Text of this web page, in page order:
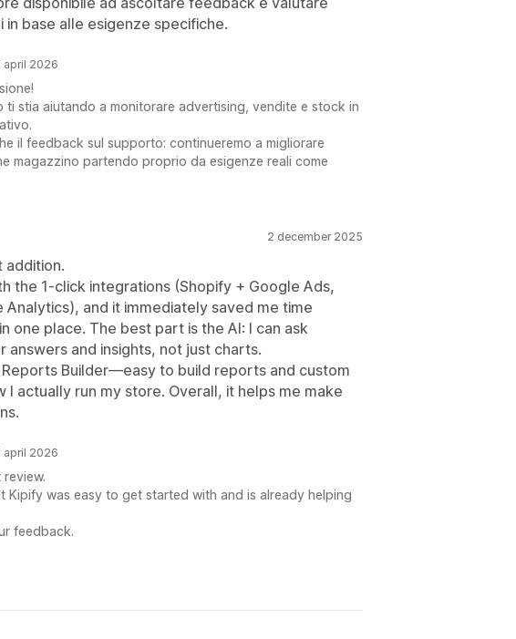
in base alle esigenze specifiche.
april 2026
ti stia aiutando a monitorare advertising, vendite e stock in
il feedback sul supporto: continueremo a migliorare
magazzino partendo proprio da esigenze reali come
2 december 2025
addition.
the 1-click integrations (Shopify + Google Ads,
Analytics), and it immediately saved me time
one place. The best part is the AI: I can ask
answers and insights, not just charts.
Builder—easy to build reports and custom
I actually run my store. Overall, it helps me make
april 2026
Kipify was easy to get started with and is already helping
feedback.